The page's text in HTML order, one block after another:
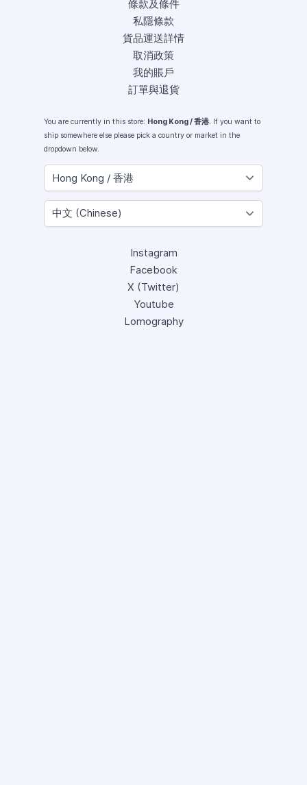
條款及條件
私隱條款
貨品運送詳情
取消政策
我的賬戶
訂單與退貨
You are currently in this store: Hong Kong / 香港. If you want to
ship somewhere else please pick a country or market in the
dropdown below.
Instagram
Facebook
X (Twitter)
Youtube
Lomography